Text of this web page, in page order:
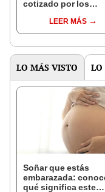
cotizado por los
podría valer
LEER MÁS
LO MÁS VISTO LO
Soñar que estás
embarazada:
qué significa este